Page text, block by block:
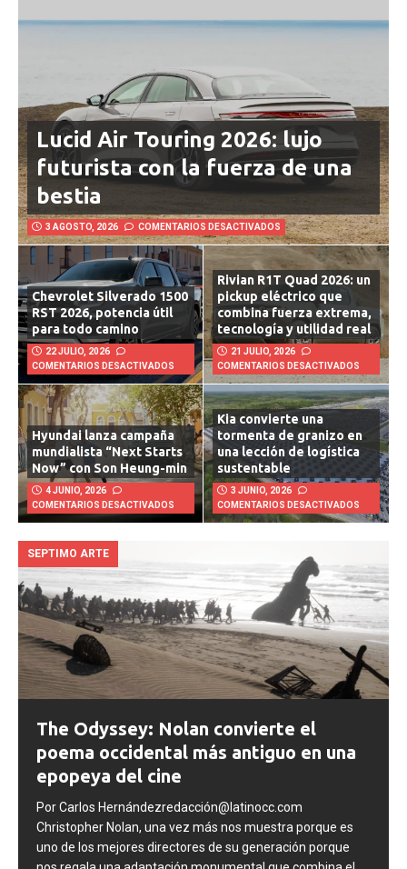
Lucid Air Touring 2026: lujo
futurista con la fuerza de una
bestia
3 AGOSTO, 2026 COMENTARIOS DESACTIVADOS
Chevrolet Silverado 1500
RST 2026, potencia útil
para todo camino
22 JULIO, 2026
COMENTARIOS DESACTIVADOS
Rivian R1T Quad 2026: un
pickup eléctrico que
combina fuerza extrema,
tecnología y utilidad real
21 JULIO, 2026
COMENTARIOS DESACTIVADOS
Hyundai lanza campaña
mundialista “Next Starts
Now” con Son Heung-min
4 JUNIO, 2026
COMENTARIOS DESACTIVADOS
Kia convierte una
tormenta de granizo en
una lección de logística
sustentable
3 JUNIO, 2026
COMENTARIOS DESACTIVADOS
SEPTIMO ARTE
The Odyssey: Nolan convierte el
poema occidental más antiguo en una
epopeya del cine
Por Carlos Hernándezredacción@latinocc.com
Christopher Nolan, una vez más nos muestra porque es
uno de los mejores directores de su generación porque